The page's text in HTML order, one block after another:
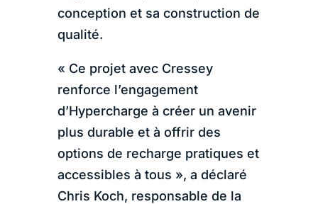
conception et sa construction de
qualité.
« Ce projet avec Cressey
renforce l’engagement
d’Hypercharge à créer un avenir
plus durable et à offrir des
options de recharge pratiques et
accessibles à tous », a déclaré
Chris Koch, responsable de la